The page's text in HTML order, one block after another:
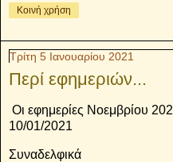
Κοινή χρήση
Τρίτη 5 Ιανουαρίου 2021
Περί εφημεριών...
Οι εφημερίες Νοεμβρίου
10/01/2021
Συναδελφικά